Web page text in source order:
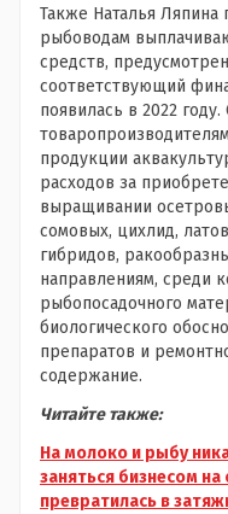
Также Наталья Ляпина
рыбоводам
средств,
соответствующий
появилась в 2022
продукции
расходов за
выращивании
сомовых, цихлид,
гибридов,
направлениям, среди
рыбопосадочного
биологического
препаратов и
содержание.
Читайте также:
На молоко и рыбу
заняться бизнесом
превратилась в